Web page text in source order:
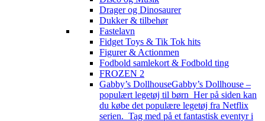
Drager og Dinosaurer
Dukker & tilbehør
Fastelavn
Fidget Toys & Tik Tok hits
Figurer & Actionmen
Fodbold samlekort & Fodbold ting
FROZEN 2
Gabby’s DollhouseGabby’s Dollhouse –
populært legetøj til børn Her på siden kan
du købe det populære legetøj fra Netflix
serien. Tag med på et fantastisk eventyr i